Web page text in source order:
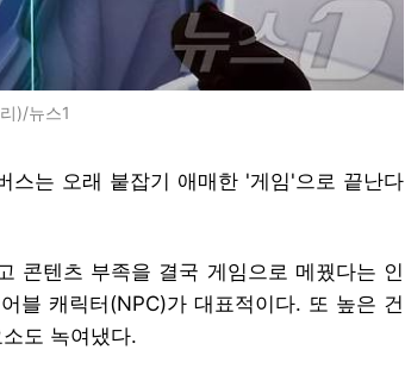
)/뉴스1
스는 오래 붙잡기 애매한 '게임'으로 끝난다
콘텐츠 부족을 결국 게임으로 메꿨다는 인
블 캐릭터(NPC)가 대표적이다. 또 높은 건
도 녹여냈다.